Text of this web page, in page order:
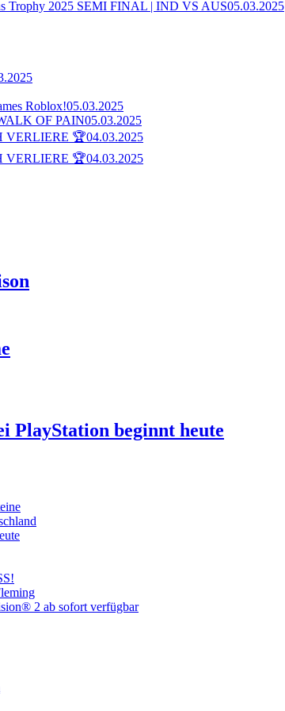
2025 SEMI FINAL | IND VS AUS05.03.2025
Roblox!05.03.2025
OF PAIN05.03.2025
VERLIERE 🏆04.03.2025
VERLIERE 🏆04.03.2025
PlayStation beginnt heute
2 ab sofort verfügbar